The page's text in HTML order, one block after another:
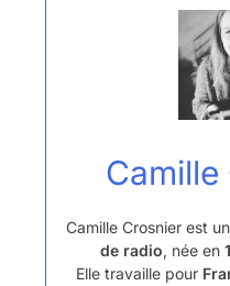
Camille Crosnier est
de radio, née en
Elle travaille pour